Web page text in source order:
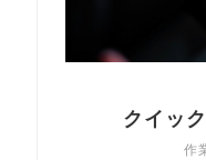
クイッ
作